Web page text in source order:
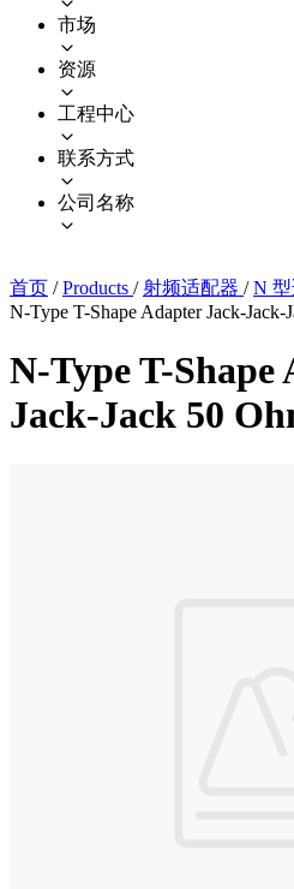
市场
资源
工程中心
联系方式
公司名称
首页 / Products / 射频适配器 / N
N-Type T-Shape Adapter Jack-Jack-
N-Type T-Shape
Jack-Jack 50